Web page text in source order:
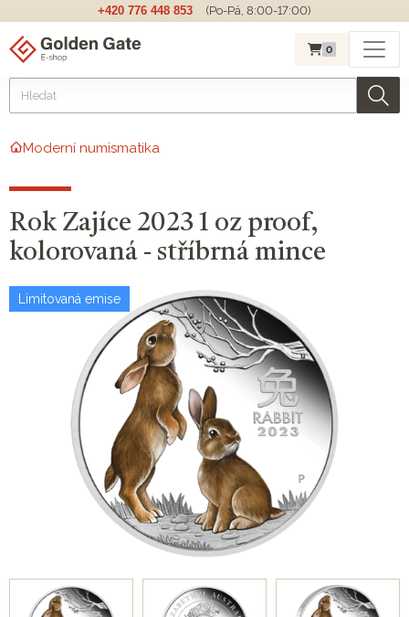
+420 776 448 853 (Po-Pá, 8:00-17:00)
0
Moderní numismatika
Rok Zajíce 2023 1 oz proof,
kolorovaná - stříbrná mince
Limitovaná emise